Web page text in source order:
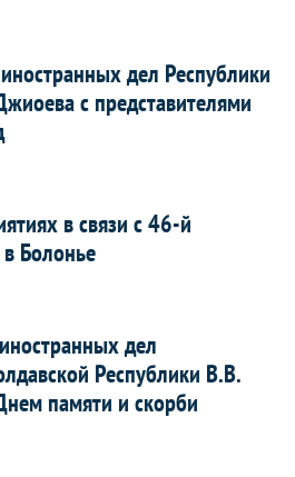
дел Республики
с представителями
в связи с 46-й
Болонье
дел
Республики В.В.
памяти и скорби